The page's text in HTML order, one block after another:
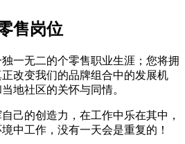
售岗位
一无二的个零售职业生涯；您将拥
改变我们的品牌组合中的发展机
地社区的关怀与同情。
己的创造力，在工作中乐在其中，
中工作，没有一天会是重复的！